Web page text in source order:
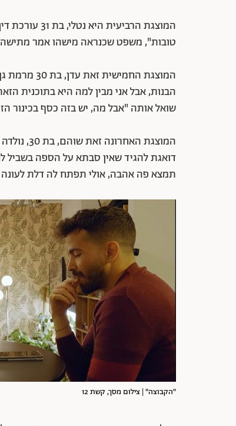
המוצגת
טובות", משפט שכנראה מישהו אמר
המוצגת
הבנות, אבל אני מבין למה היא בתוכנית
שואל אותה "אבל מה, יש בזה כסף בכינור
המוצגת
דואגת להגיד שאין סבתא על הספה בשביל
תמצא פה אהבה, אולי תפתח לה דלת
"הקבוצה" | צילום מסך, קשת 12